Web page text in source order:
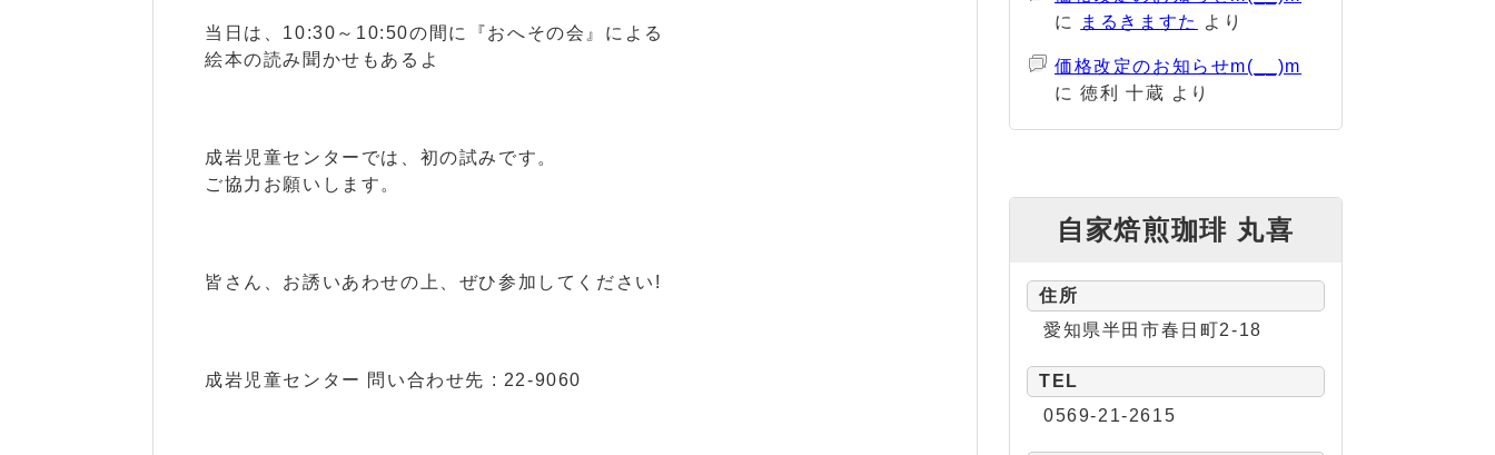
当日は、10:30～10:50の間に『おへその会』による
絵本の読み聞かせもあるよ
成岩児童センターでは、初の試みです。
ご協力お願いします。
皆さん、お誘いあわせの上、ぜひ参加してください!
成岩児童センター 問い合わせ先 : 22-9060
に
まるきますた より
価格改定のお知らせm(__)m
に徳利 十蔵 より
自家焙煎珈琲 丸喜
住所
愛知県半田市春日町2-18
TEL
0569-21-2615